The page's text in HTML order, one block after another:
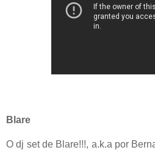
Blare
O dj set de Blare!!!, a.k.a por